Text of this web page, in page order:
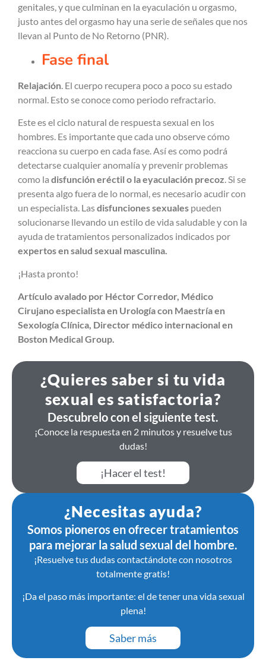
genitales, y que culminan en la eyaculación u orgasmo,
justo antes del orgasmo hay una serie de señales que nos
llevan al Punto de No Retorno (PNR).
Fase final
Relajación. El cuerpo recupera poco a poco su estado
normal. Esto se conoce como periodo refractario.
Este es el ciclo natural de respuesta sexual en los
hombres. Es importante que cada uno observe cómo
reacciona su cuerpo en cada fase. Así es como podrá
detectarse cualquier anomalía y prevenir problemas
como la disfunción eréctil o la eyaculación precoz. Si se
presenta algo fuera de lo normal, es necesario acudir con
un especialista. Lasdisfunciones sexuales pueden
solucionarse llevando un estilo de vida saludable y con la
ayuda de tratamientos personalizados indicados por
expertos en salud sexual masculina.
¡Hasta pronto!
Artículo avalado por Héctor Corredor, Médico
Cirujano especialista en Urología con Maestría en
Sexología Clínica, Director médico internacional en
Boston Medical Group.
¿Quieres saber si tu vida
sexual es satisfactoria?
Descubrelo con el siguiente test.
¡Conoce la respuesta en 2 minutos y resuelve tus
dudas!
¡Hacer el test!
¿Necesitas ayuda?
Somos pioneros en ofrecer tratamientos
para mejorar la salud sexual del hombre.
¡Resuelve tus dudas contactándote con nosotros
totalmente gratis!
¡Da el paso más importante: el de tener una vida sexual
plena!
Saber más